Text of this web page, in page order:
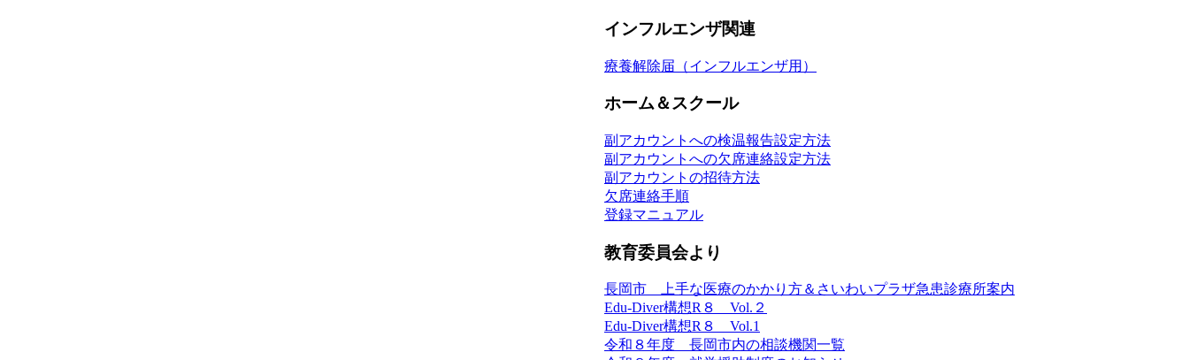
インフルエンザ関連
療養解除届（インフルエンザ用）
ホーム＆スクール
副アカウントへの検温報告設定方法
副アカウントへの欠席連絡設定方法
副アカウントの招待方法
欠席連絡手順
登録マニュアル
教育委員会より
長岡市 上手な医療のかかり方＆さいわいプラザ急患診療所案内
Edu-Diver構想R８ Vol.２
Edu-Diver構想R８ Vol.1
令和８年度 長岡市内の相談機関一覧